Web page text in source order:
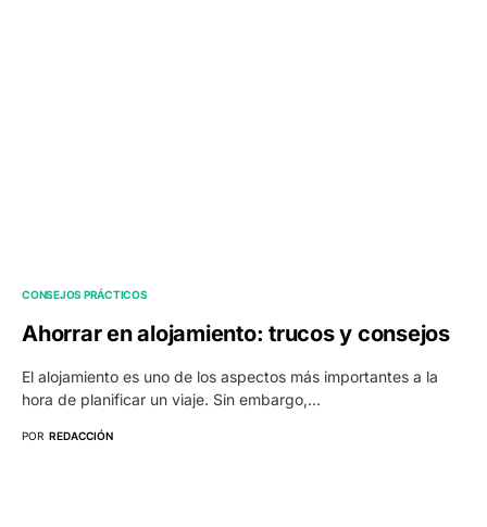
CONSEJOS PRÁCTICOS
Ahorrar en alojamiento: trucos y consejos
El alojamiento es uno de los aspectos más importantes a la
hora de planificar un viaje. Sin embargo,…
POR REDACCIÓN